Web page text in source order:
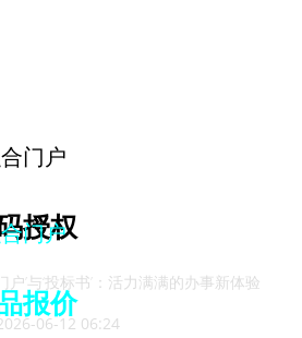
案下载
门户
授权
门户
报价
户’与‘投标书’：活力满满的办事新体验
06-12 06:24